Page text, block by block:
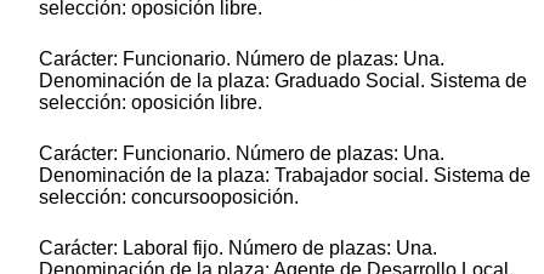
selección: oposición libre.
Carácter: Funcionario. Número de plazas: Una.
Denominación de la plaza: Graduado Social. Sistema de
selección: oposición libre.
Carácter: Funcionario. Número de plazas: Una.
Denominación de la plaza: Trabajador social. Sistema de
selección: concursooposición.
Carácter: Laboral fijo. Número de plazas: Una.
Denominación de la plaza: Agente de Desarrollo Local.